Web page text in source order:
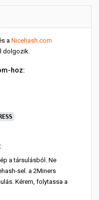
aNicehash.com
dolgozik.
hoz:
a társulásból. Ne
sel. a 2Miners
Kérem, folytassa a